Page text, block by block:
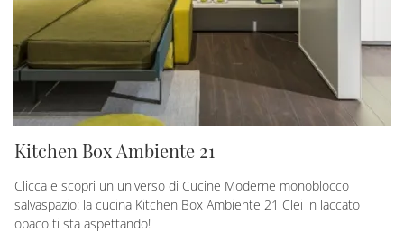
Kitchen Box Ambiente 21
Clicca e scopri un universo di Cucine Moderne monoblocco
salvaspazio: la cucina Kitchen Box Ambiente 21 Clei in laccato
opaco ti sta aspettando!